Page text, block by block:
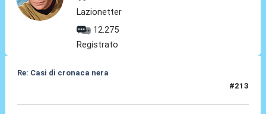
Lazionetter
12.275
Registrato
Re: Casi di cronaca nera
#213